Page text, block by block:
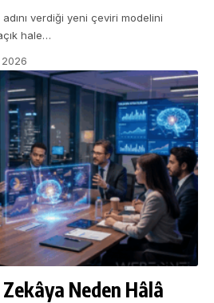
verdiği yeni çeviri modelini
hale…
Neden Hâlâ